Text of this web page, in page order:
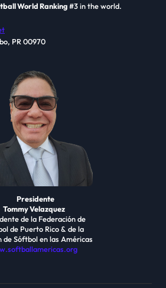
World Ranking#3 in the world.
PR 00970
Presidente
Tommy Velazquez
de la Federación de
de Puerto Rico & de la
de Sóftbol en las Américas